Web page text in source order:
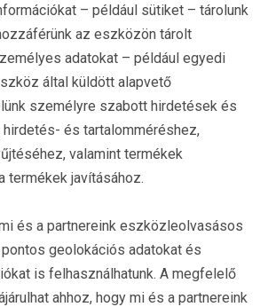
– például sütiket – tárolunk
az eszközön tárolt
adatokat – például egyedi
által küldött alapvető
személyre szabott hirdetések és
hirdetés- és tartalomméréshez,
valamint termékek
javításához.
és a partnereink eszközleolvasásos
geolokációs adatokat és
is felhasználhatunk. A megfelelő
ahhoz, hogy mi és a partnereink